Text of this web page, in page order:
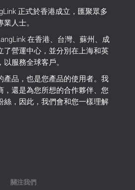
正式於香港成立，匯聚眾多
人士。
在香港、台灣、蘇州、成
了營運中心，並分別在上海和英
服務全球客戶。
品，也是您產品的使用者。 我
，還是為您所想的合作夥伴、您
絲，因此，我們會和您一樣理解
關注我們